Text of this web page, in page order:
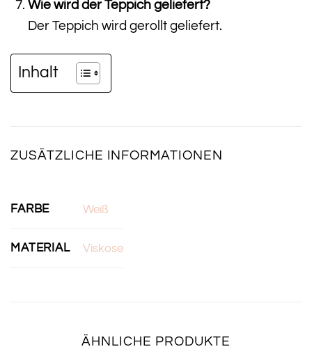
Wie wird der Teppich geliefert?
Der Teppich wird gerollt geliefert.
Inhalt
ZUSÄTZLICHE INFORMATIONEN
FARBE Weiß
MATERIAL Viskose
ÄHNLICHE PRODUKTE